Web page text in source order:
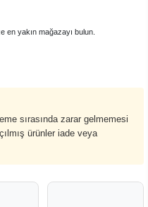
yakın mağazayı bulun.
sırasında zarar gelmemesi
ürünler iade veya